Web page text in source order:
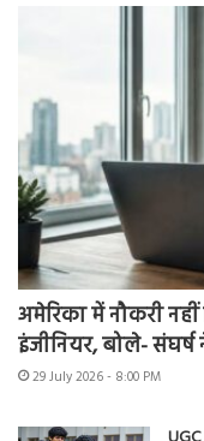
अमेरिका में नौकरी
इंजीनियर, बोले-
29 July 2026 - 8:00 PM